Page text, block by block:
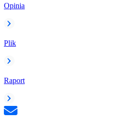
Opinia
Plik
Raport